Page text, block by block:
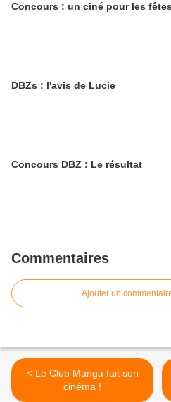
Concours : un ciné pour les fêtes
DBZs : l'avis de Lucie
Concours DBZ : Le résultat
Commentaires
Ajouter un
< Le Club Manga fait son
cinéma !